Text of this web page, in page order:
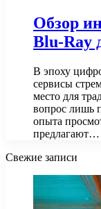
Обзор
Blu-Ray
В эпоху
сервисы
место для
вопрос лишь
опыта
предлагают…
Свежие записи